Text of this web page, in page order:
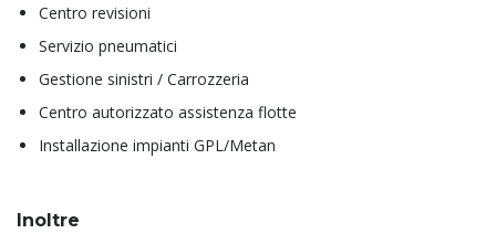
Centro revisioni
Servizio pneumatici
Gestione sinistri / Carrozzeria
Centro autorizzato assistenza flotte
Installazione impianti GPL/Metan
Inoltre